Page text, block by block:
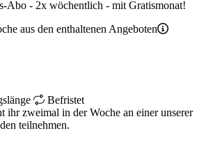
Abo - 2x wöchentlich - mit Gratismonat!
aus den enthaltenen Angeboten
Befristet
ihr zweimal in der Woche an einer unserer
teilnehmen.